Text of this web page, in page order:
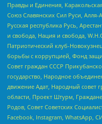
Правды и Единения,
Союз Славянских Сил Руси, Алля-
Русская республика Русь,
и свобода, Нация и свобода,
Патриотический клуб-
борьбы с коррупцией, Фонд
Совет граждан СССР
государство, Народное
движение Адат, Народный совет
области, Проект Штурм,
Родов, Совет Советских
Facebook, Instagram, WhatsApp,